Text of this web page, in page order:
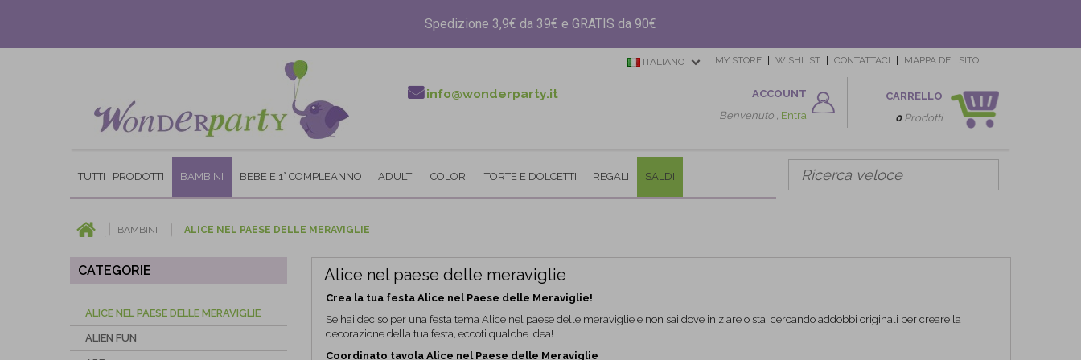
Spedizione 3,9€ da 39€ e GRATIS da 90€
MY STORE WISHLIST CONTATTACI MAPPA DEL SITO
ITALIANO
info@wonderparty.it
ACCOUNT
Benvenuto , Entra
CARRELLO
0Prodotti
TUTTI I PRODOTTI BAMBINI BEBE E 1° COMPLEANNO ADULTI COLORI TORTE E DOLCETTI REGALI SALDI
BAMBINI ALICE NEL PAESE DELLE MERAVIGLIE
CATEGORIE
ALICE NEL PAESE DELLE MERAVIGLIE
ALIEN FUN
Alice nel paese delle meraviglie
Crea la tua festa Alice nel Paese delle Meraviglie!
Se hai deciso per una festa tema Alice nel paese delle meraviglie e non sai dove iniziare o stai cercando addobbi originali per creare la
decorazione della tua festa, eccoti qualche idea!
Coordinato tavola Alice nel Paese delle Meraviglie